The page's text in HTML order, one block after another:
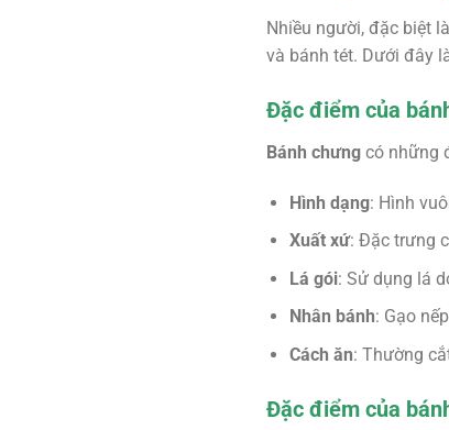
Nhiều người, đặc biệt
và bánh tét. Dưới đây
Đặc điểm của
Bánh chưng có những
Hình dạng: Hình
Xuất xứ: Đặc trưng
Lá gói: Sử dụng lá
Nhân bánh: Gạo
Cách ăn: Thường
Đặc điểm của